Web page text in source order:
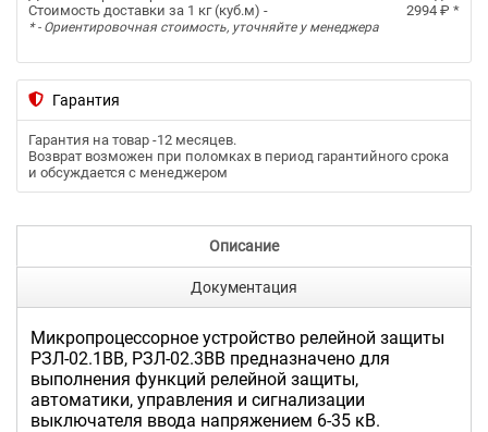
Стоимость доставки за 1 кг (куб.м) -
2994 ₽ *
* - Ориентировочная стоимость, уточняйте у менеджера
Гарантия
Гарантия на товар -12 месяцев.
Возврат возможен при поломках в период гарантийного срока
и обсуждается с менеджером
Описание
Документация
Микропроцессорное устройство релейной защиты
РЗЛ-02.1ВВ, РЗЛ-02.3ВВ предназначено для
выполнения функций релейной защиты,
автоматики, управления и сигнализации
выключателя ввода напряжением 6-35 кВ.